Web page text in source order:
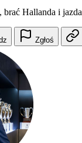
Hallanda i jazda
Zgłoś